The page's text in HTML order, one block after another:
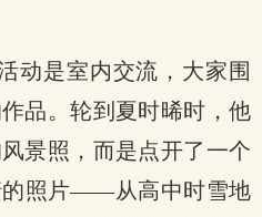
动是室内交流，大家围
品。轮到夏时晞时，他
景照，而是点开了一个
的照片——从高中时雪地